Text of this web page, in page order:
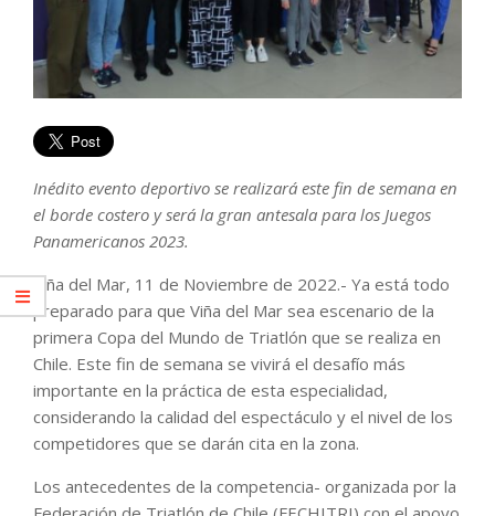
Inédito evento deportivo se realizará este fin de semana en
el borde costero y será la gran antesala para los Juegos
Panamericanos 2023.
Viña del Mar, 11 de Noviembre de 2022.- Ya está todo
preparado para que Viña del Mar sea escenario de la
primera Copa del Mundo de Triatlón que se realiza en
Chile. Este fin de semana se vivirá el desafío más
importante en la práctica de esta especialidad,
considerando la calidad del espectáculo y el nivel de los
competidores que se darán cita en la zona.
Los antecedentes de la competencia- organizada por la